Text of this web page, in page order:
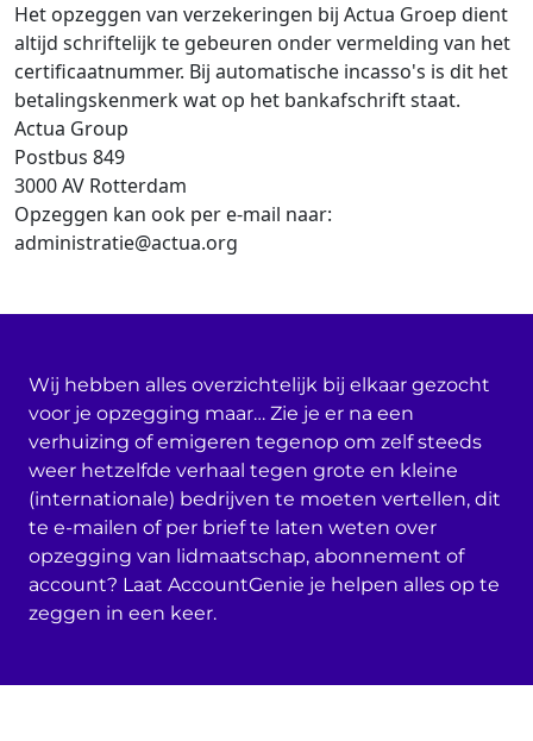
Het opzeggen van verzekeringen bij Actua Groep dient
altijd schriftelijk te gebeuren onder vermelding van het
certificaatnummer. Bij automatische incasso's is dit het
betalingskenmerk wat op het bankafschrift staat.
Actua Group
Postbus 849
3000 AV Rotterdam
Opzeggen kan ook per e-mail naar:
administratie@actua.org
Wij hebben alles overzichtelijk bij elkaar gezocht
voor je opzegging maar… Zie je er na een
verhuizing of emigeren tegenop om zelf steeds
weer hetzelfde verhaal tegen grote en kleine
(internationale) bedrijven te moeten vertellen, dit
te e-mailen of per brief te laten weten over
opzegging van lidmaatschap, abonnement of
account? Laat AccountGenie je helpen alles op te
zeggen in een keer.